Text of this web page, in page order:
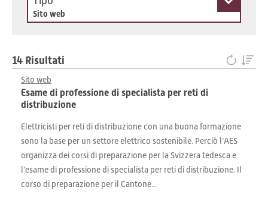
Sito web
14 Risultati
Sito web
Esame di professione di specialista per reti di
distribuzione
Elettricisti per reti di distribuzione con una buona formazione
sono la base per un settore elettrico sostenibile. Perciò l’AES
organizza dei corsi di preparazione per la Svizzera tedesca e
l’esame di professione di specialista per reti di distribuzione. Il
corso di preparazione per il Cantone...